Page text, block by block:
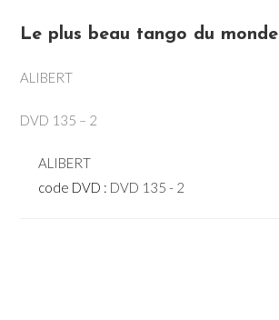
Le plus beau tango du monde
ALIBERT
DVD 135 – 2
ALIBERT
code DVD : DVD 135 - 2